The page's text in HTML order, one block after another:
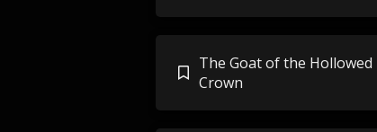
The Goat of the Hollowed
Crown